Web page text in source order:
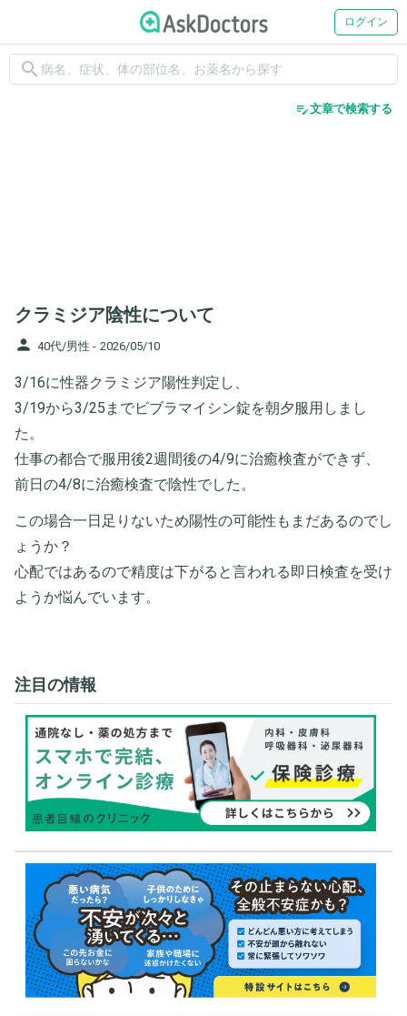
ログイン
search
edit_note文章で検索する
クラミジア陰性について
person 40代/男性 - 2026/05/10
3/16に性器クラミジア陽性判定し、
3/19から3/25までビブラマイシン錠を朝夕服用しまし
た。
仕事の都合で服用後2週間後の4/9に治癒検査ができず、
前日の4/8に治癒検査で陰性でした。
この場合一日足りないため陽性の可能性もまだあるのでし
ょうか？
心配ではあるので精度は下がると言われる即日検査を受け
ようか悩んでいます。
注目の情報